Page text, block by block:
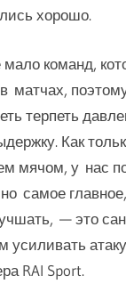
хорошо.
команд,
матчах,
терпеть
Как
мячом, у нас
самое
— это
усиливать
RAI Sport.